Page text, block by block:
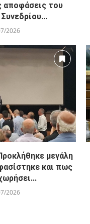
αποφάσεις του
2026
μεγάλη
και πως
2026